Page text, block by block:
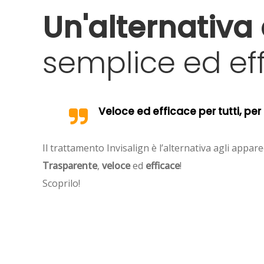
Un'alternativa
semplice ed
Veloce ed efficace per tutti,
Il trattamento Invisalign è l’alternativa agli
Trasparente, veloceed efficace!
Scoprilo!